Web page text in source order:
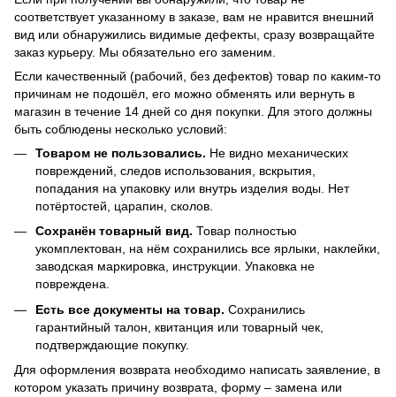
соответствует указанному в заказе, вам не нравится внешний
вид или обнаружились видимые дефекты, сразу возвращайте
заказ курьеру. Мы обязательно его заменим.
Если качественный (рабочий, без дефектов) товар по каким-то
причинам не подошёл, его можно обменять или вернуть в
магазин в течение 14 дней со дня покупки. Для этого должны
быть соблюдены несколько условий:
Товаром не пользовались. Не видно механических
повреждений, следов использования, вскрытия,
попадания на упаковку или внутрь изделия воды. Нет
потёртостей, царапин, сколов.
Сохранён товарный вид. Товар полностью
укомплектован, на нём сохранились все ярлыки, наклейки,
заводская маркировка, инструкции. Упаковка не
повреждена.
Есть все документы на товар. Сохранились
гарантийный талон, квитанция или товарный чек,
подтверждающие покупку.
Для оформления возврата необходимо написать заявление, в
котором указать причину возврата, форму – замена или